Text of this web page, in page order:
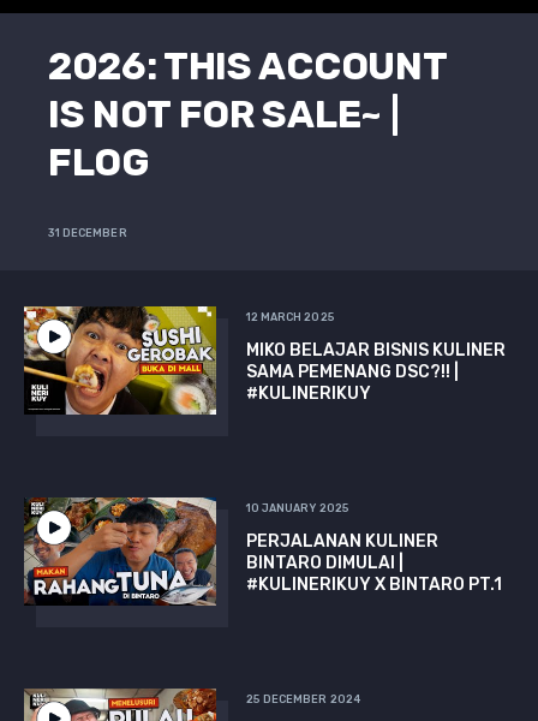
12 MARCH 2025
MIKO BELAJAR BISNIS KULINER
SAMA PEMENANG DSC?!! |
#KULINERIKUY
10 JANUARY 2025
PERJALANAN KULINER
BINTARO DIMULAI |
#KULINERIKUY X BINTARO PT.1
25 DECEMBER 2024
2026: THIS ACCOUNT
IS NOT FOR SALE~ |
FLOG
31 DECEMBER